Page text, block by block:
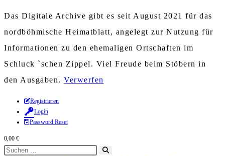
Das Digitale Archive gibt es seit August 2021 für das
nordböhmische Heimatblatt, angelegt zur Nutzung für
Informationen zu den ehemaligen Ortschaften im
Schluck `schen Zippel. Viel Freude beim Stöbern in
den Ausgaben. Verwerfen
Zum
Inhalt
springen
Registrieren
Login
Password Reset
0,00 €
Diese